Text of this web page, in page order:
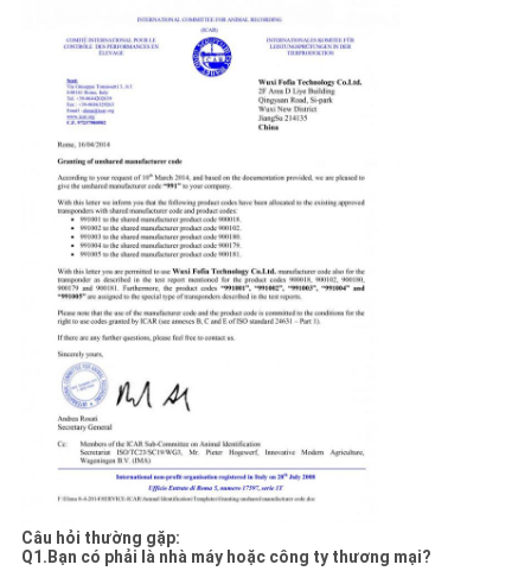
Câu hỏi thường gặp:
Q1.Bạn có phải là nhà máy hoặc công ty thương mại?